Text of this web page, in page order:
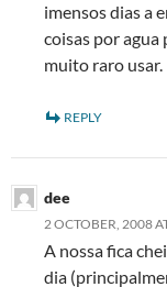
imensos dias a
coisas por
muito raro usar.
REPLY
dee
2 OCTOBER, 2008
A nossa fica
dia